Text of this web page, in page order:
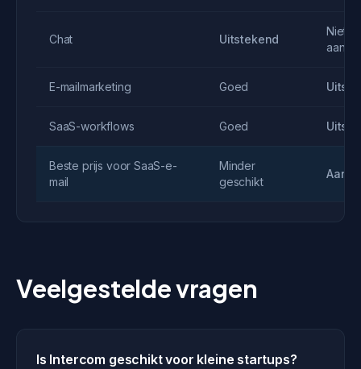
Chat Uitstekend
Niet
E-mailmarketing Goed
SaaS-workflows Goed
Beste prijs voor SaaS-e-
mail
Minder
geschikt
Veelgestelde vragen
Is Intercom geschikt voor kleine startups?